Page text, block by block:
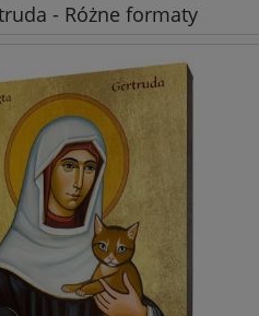
- Różne formaty